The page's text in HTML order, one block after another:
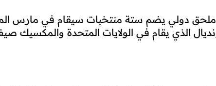
ملحق دولي يضم ستة منتخبات سيقام في مارس
الذي يقام في الولايات المتحدة والمكسيك